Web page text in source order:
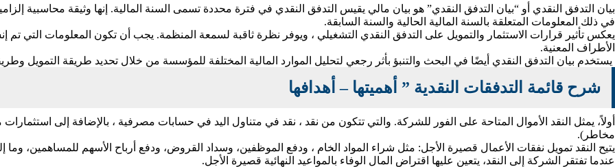
بيان التدفق النقدي أو “بيان التدفق النقدي” هو بيان مالي يقيس التدفق النقدي في فترة محددة تسمى السنة المالية. إنها وثيقة محاسبية
في ذلك المعلومات المتعلقة بالسنة المالية الحالية والسنة السابقة.
يعكس تأثير قرارات الاستثمار والتمويل على التدفق النقدي التشغيلي ، ويوفر نظرة ثاقبة لسمعة المنظمة. يجب أن تكون المعلومات التي
الأطراف المعنية.
يستخدم بيان التدفق النقدي أيضًا في البحث والتنبؤ بأثر رجعي لتحليل الموارد المالية المختلفة للمؤسسة من خلال تحديد طريقة التمويل
شرح قائمة التدفقات النقدية ” أهميتها – أهدافها
مخاطر).
يتيح النقد تمويل نفقات الأعمال قصيرة الأجل: مثل شراء المواد الخام ، ودفع الموظفين، وسداد القروض، ودفع أرباح الأسهم للمساهمين، وما
عندما تفتقر الشركة إلى النقد، يتعين عليها اقتراض المال الوفاء بالمواعيد النهائية قصيرة الأجل.